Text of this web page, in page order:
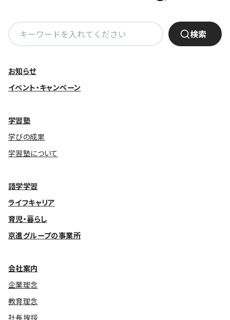
検
索:
検索
お知らせ
イベント・キャンペーン
学習塾
学びの成果
学習塾について
語学学習
ライフキャリア
育児・暮らし
京進グループの事業所
会社案内
企業理念
教育理念
社長挨拶